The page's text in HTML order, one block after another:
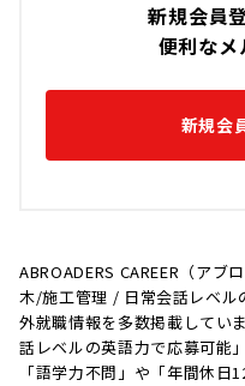
新規会員
便利なメ
新規会
ABROADERS CAREER（ア
木/施工管理 / 日常会話レベル
外就職情報を多数掲載してい
話レベルの英語力で応募可能
「語学力不問」や「年間休日